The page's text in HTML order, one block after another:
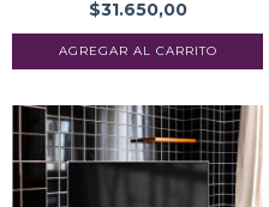
$31.650,00